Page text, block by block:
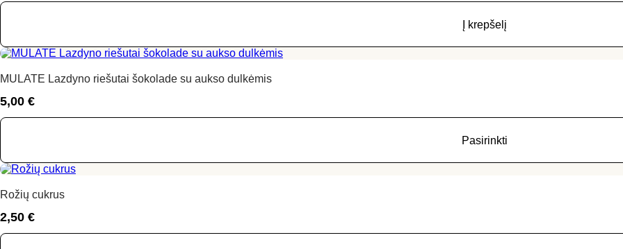
Į krepšelį
MULATE Lazdyno riešutai šokolade su aukso dulkėmis
5,00 €
Pasirinkti
Rožių cukrus
2,50 €